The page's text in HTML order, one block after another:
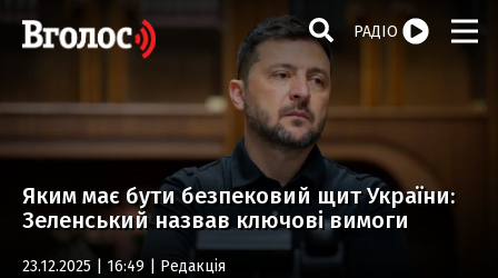
РАДІО
Яким має бути безпековий щит України:
Зеленський назвав ключові вимоги
23.12.2025 | 16:49 | Редакція